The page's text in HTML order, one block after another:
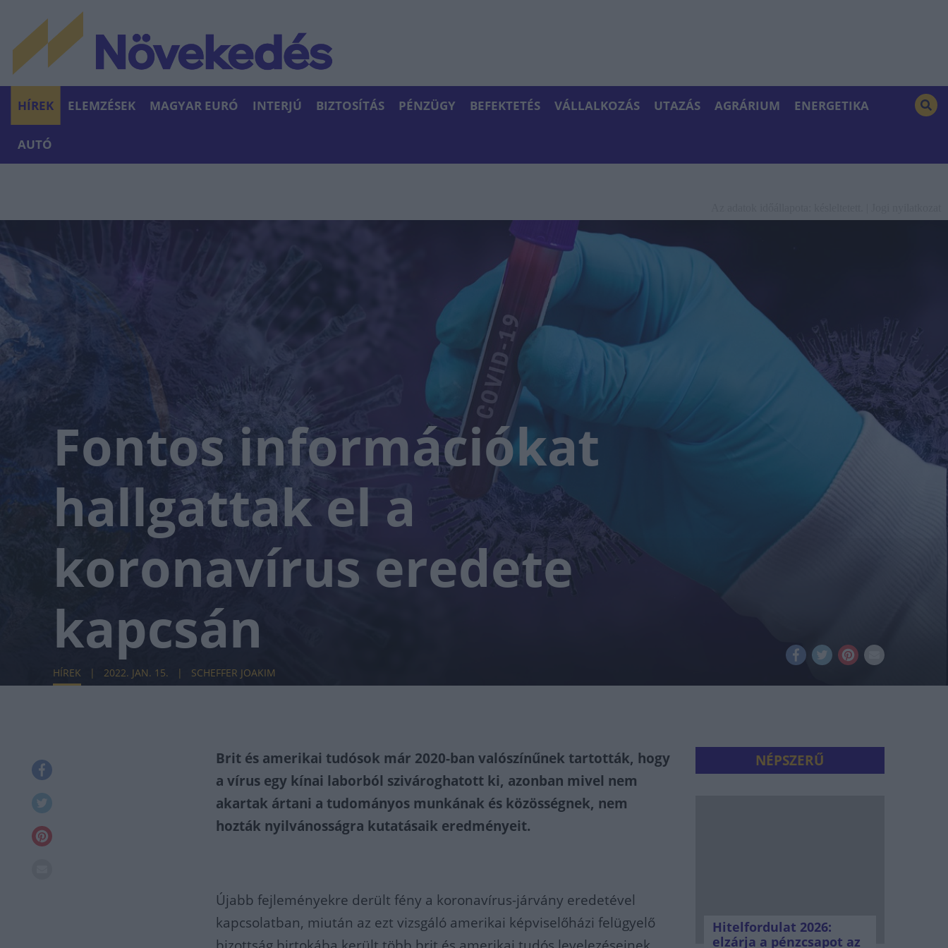
HÍREK ELEMZÉSEK MAGYAR EURÓ INTERJÚ BIZTOSÍTÁS PÉNZÜGY BEFEKTETÉS VÁLLALKOZÁS UTAZÁS AGRÁRIUM ENERGETIKA
AUTÓ
Fontos információkat
hallgattak el a
koronavírus eredete
kapcsán
HÍREK 2022. JAN. 15. SCHEFFER JOAKIM
Brit és amerikai tudósok már 2020-ban valószínűnek tartották, hogy
a vírus egy kínai laborból szivároghatott ki, azonban mivel nem
akartak ártani a tudományos munkának és közösségnek, nem
hozták nyilvánosságra kutatásaik eredményeit.
Újabb fejleményekre derült fény a koronavírus-járvány eredetével
kapcsolatban, miután az ezt vizsgáló amerikai képviselőházi felügyelő
NÉPSZERŰ
Hitelfordulat 2026:
elzárja a pénzcsapot az